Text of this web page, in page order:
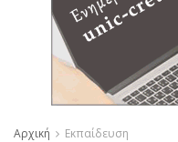
Αρχική Εκπαίδευση